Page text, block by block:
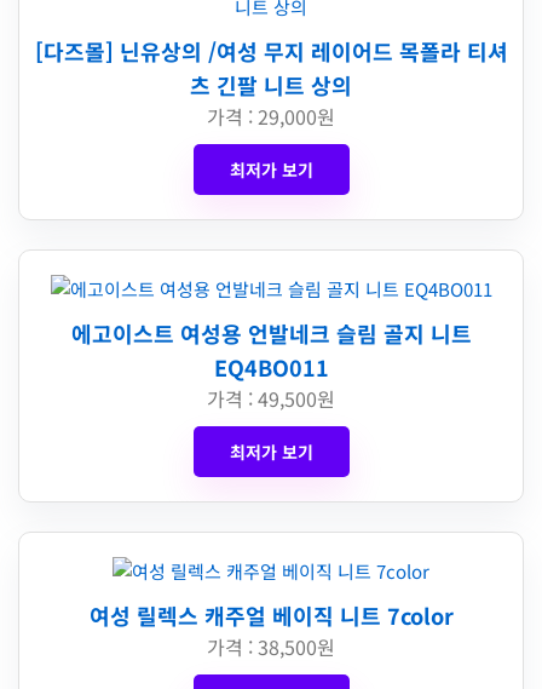
[다즈몰] 닌유상의 /여성 무지 레이어드 목폴라 티셔
츠 긴팔 니트 상의
가격 : 29,000원
최저가 보기
에고이스트 여성용 언발네크 슬림 골지 니트
EQ4BO011
가격 : 49,500원
최저가 보기
여성 릴렉스 캐주얼 베이직 니트 7color
가격 : 38,500원